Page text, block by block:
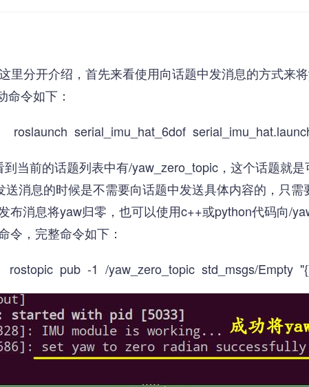
里分开介绍，首先来看使用向话题中发消息的方式来
令如下：
roslaunch serial_imu_hat_6dof
当前的话题列表中有/yaw_zero_topic，这个话题就
消息的时候是不需要向话题中发送具体内容的，只
消息将yaw归零，也可以使用c++或python代码向/
令，完整命令如下：
rostopic pub -1 /yaw_zero_topic std_msgs/Empty